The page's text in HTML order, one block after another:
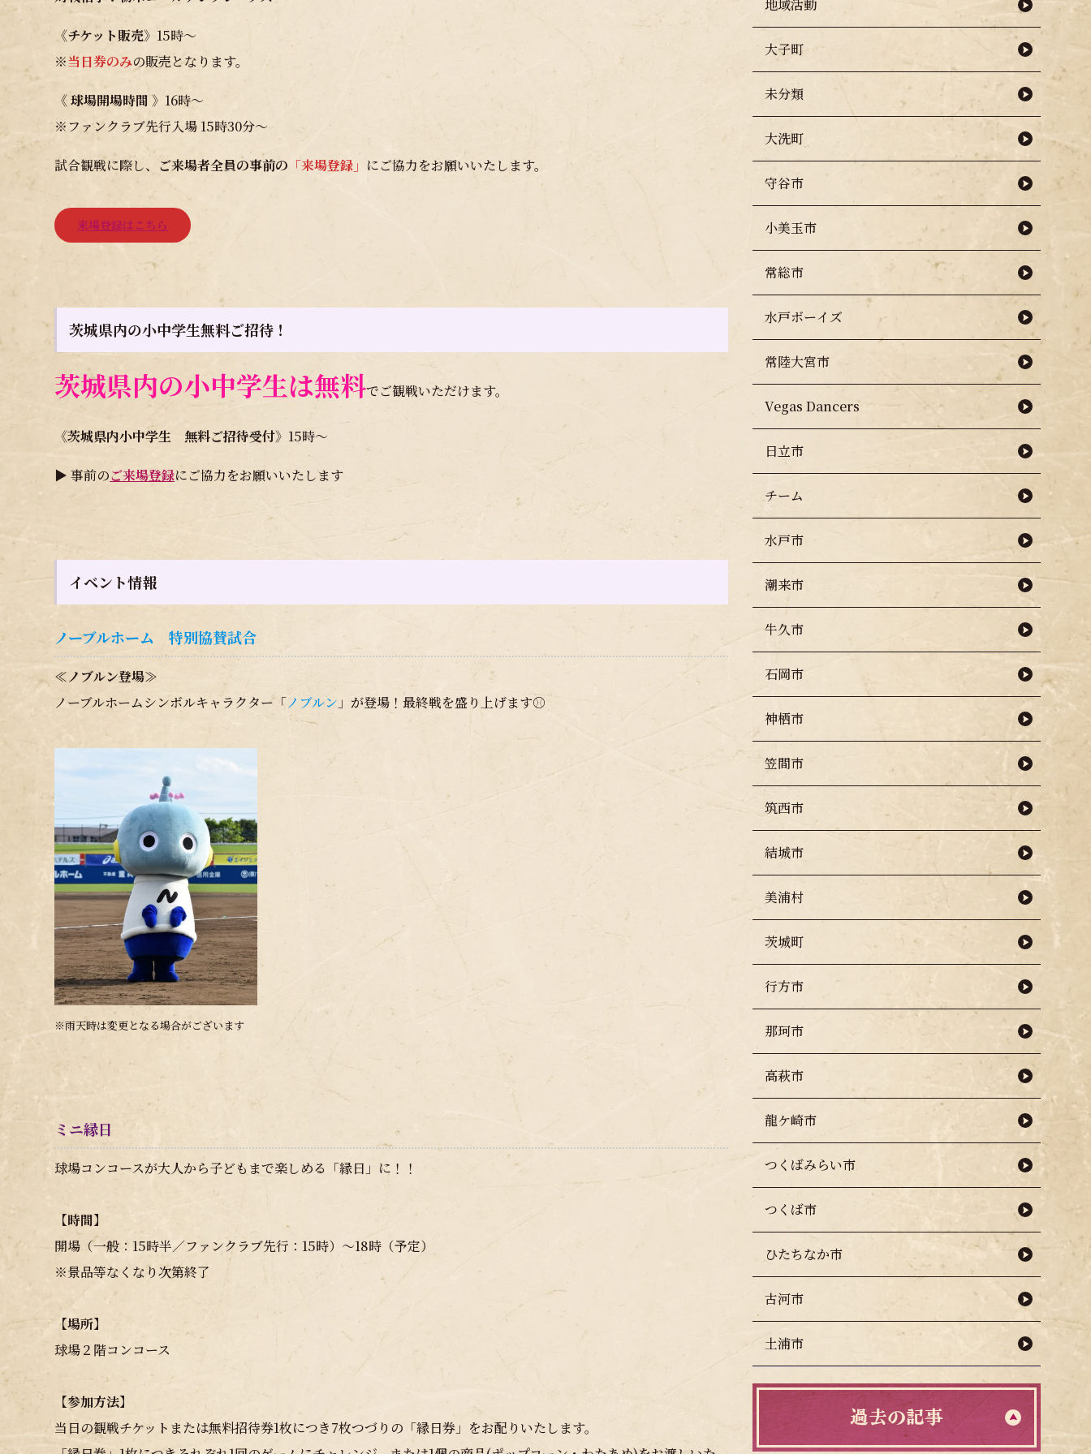
《チケット販売》 15時～
※当日券のみの販売となります。
《 球場開場時間 》 16時～
※ファンクラブ先行入場 15時30分～
試合観戦に際し、 ご来場者全員の事前の 「来場登録」 にご協力をお願いいたします。
来場登録はこちら
茨城県内の小中学生無料ご招待！
茨城県内の小中学生は無料でご観戦いただけます。
《茨城県内小中学生 無料ご招待受付》 15時～
▶ 事前のご来場登録にご協力をお願いいたします
イベント情報
ノーブルホーム 特別協賛試合
≪ノブルン登場≫
ノーブルホームシンボルキャラクター「ノブルン 」が登場！最終戦を盛り上げます⚾
※雨天時は変更となる場合がございます
ミニ縁日
球場コンコースが大人から子どもまで楽しめる「縁日」に！！
【時間】
開場（一般：15時半／ファンクラブ先行：15時）～18時（予定）
※景品等なくなり次第終了
【場所】
球場２階コンコース
【参加方法】
当日の観戦チケットまたは無料招待券1枚につき7枚つづりの「縁日券」をお配りいたします。
地域活動
大子町
未分類
大洗町
守谷市
小美玉市
常総市
水戸ボーイズ
常陸大宮市
Vegas Dancers
日立市
チーム
水戸市
潮来市
牛久市
石岡市
神栖市
笠間市
筑西市
結城市
美浦村
茨城町
行方市
那珂市
高萩市
龍ケ崎市
つくばみらい市
つくば市
ひたちなか市
古河市
土浦市
過去の記事